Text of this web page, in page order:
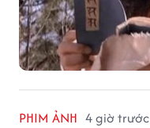
PHIM ẢNH 4 giờ trước